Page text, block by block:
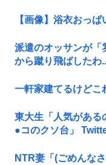
【画像】浴衣おっぱ
派遣のオッサンが「
から蹴り飛ばしたわ
一軒家建てるけどこ
東大生「人気がある
●コのクソ台」
NTR妻「(ごめんな